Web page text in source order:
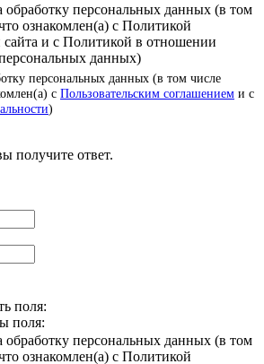
обработку персональных данных (в том
ознакомлен(а) с Политикой
и с Политикой в отношении
данных)
персональных данных (в том числе
с Пользовательским соглашением и с
)
получите ответ.
поля:
поля:
обработку персональных данных (в том
ознакомлен(а) с Политикой